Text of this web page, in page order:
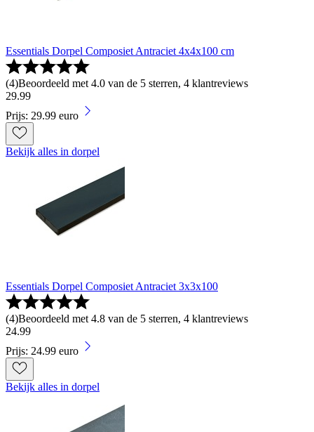
Essentials Dorpel Composiet Antraciet 4x4x100 cm
(4)Beoordeeld met 4.0 van de 5 sterren, 4 klantreviews
29.99
Prijs: 29.99 euro
Bekijk alles in dorpel
Essentials Dorpel Composiet Antraciet 3x3x100
(4)Beoordeeld met 4.8 van de 5 sterren, 4 klantreviews
24.99
Prijs: 24.99 euro
Bekijk alles in dorpel